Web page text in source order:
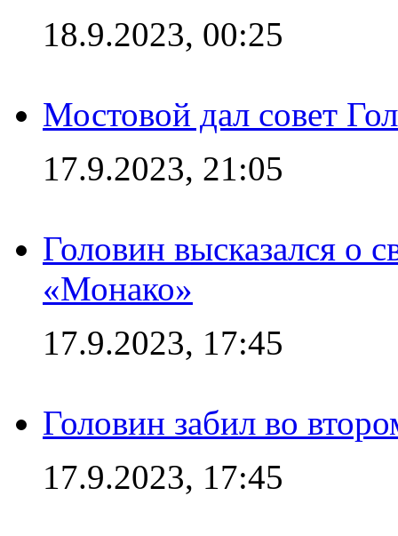
18.9.2023, 00:25
Мостовой дал совет
17.9.2023, 21:05
Головин высказался о
«Монако»
17.9.2023, 17:45
Головин забил во
17.9.2023, 17:45